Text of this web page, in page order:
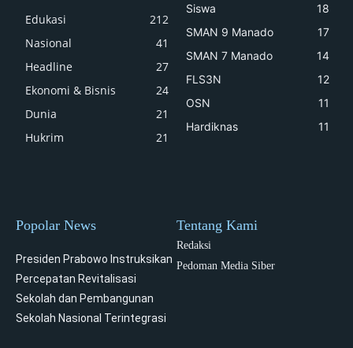
Edukasi
212
Nasional
41
Headline
27
Ekonomi & Bisnis
24
Dunia
21
Hukrim
21
Siswa
18
SMAN 9 Manado
17
SMAN 7 Manado
14
FLS3N
12
OSN
11
Hardiknas
11
Popolar News
Presiden Prabowo Instruksikan
Percepatan Revitalisasi
Sekolah dan Pembangunan
Sekolah Nasional Terintegrasi
Tentang Kami
Redaksi
Pedoman Media Siber